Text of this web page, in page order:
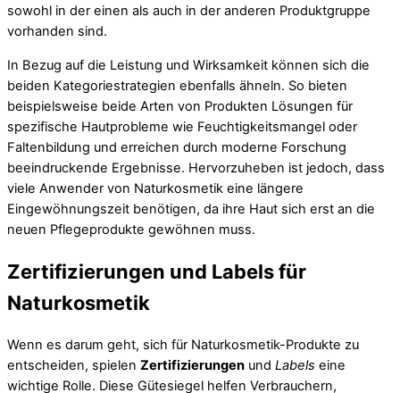
sowohl in der einen als auch in der anderen Produktgruppe
vorhanden sind.
In Bezug auf die Leistung und Wirksamkeit können sich die
beiden Kategoriestrategien ebenfalls ähneln. So bieten
beispielsweise beide Arten von Produkten Lösungen für
spezifische Hautprobleme wie Feuchtigkeitsmangel oder
Faltenbildung und erreichen durch moderne Forschung
beeindruckende Ergebnisse. Hervorzuheben ist jedoch, dass
viele Anwender von Naturkosmetik eine längere
Eingewöhnungszeit benötigen, da ihre Haut sich erst an die
neuen Pflegeprodukte gewöhnen muss.
Zertifizierungen und Labels für
Naturkosmetik
Wenn es darum geht, sich für Naturkosmetik-Produkte zu
entscheiden, spielen Zertifizierungen und Labels eine
wichtige Rolle. Diese Gütesiegel helfen Verbrauchern,